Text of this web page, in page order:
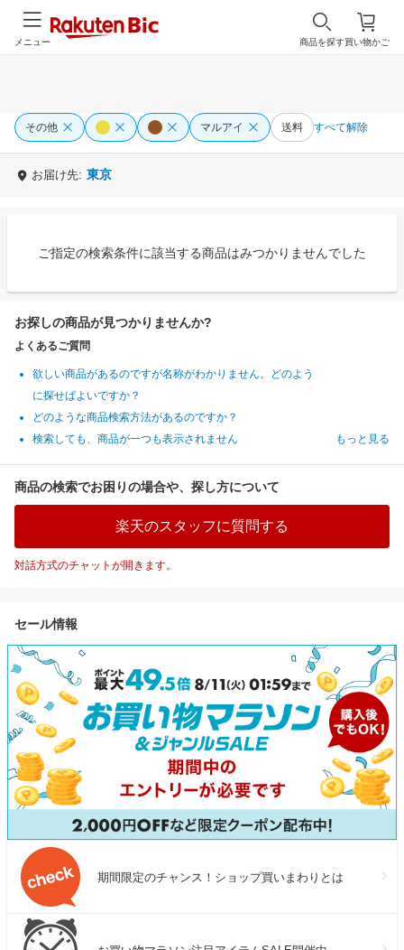
買い物かご
商品を探す
メニュー
その他 マルアイ 送料 すべて解除
お届け先: 東京
ご指定の検索条件に該当する商品はみつかりませんでした
お探しの商品が見つかりませんか?
よくあるご質問
欲しい商品があるのですが名称がわかりません。どのよう
に探せばよいですか？
どのような商品検索方法があるのですか？
検索しても、商品が一つも表示されません
もっと見る
商品の検索でお困りの場合や、探し方について
楽天のスタッフに質問する
対話方式のチャットが開きます。
セール情報
期間限定のチャンス！ショップ買いまわりとは